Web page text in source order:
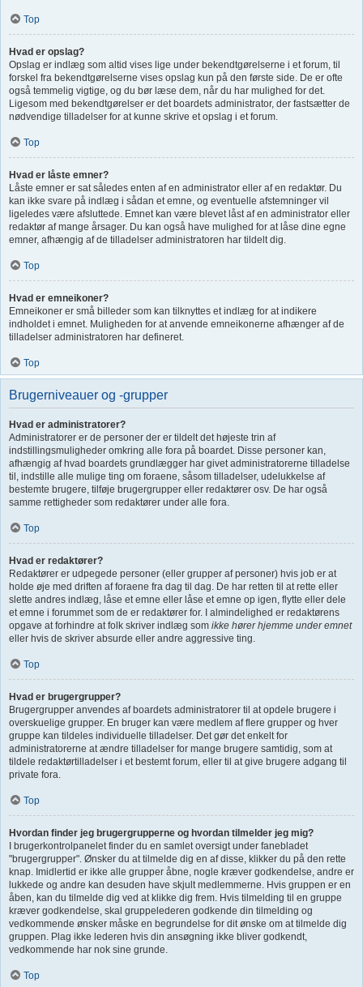
Top
Hvad er opslag?
Opslag er indlæg som altid vises lige under bekendtgørelserne i et forum, til
forskel fra bekendtgørelserne vises opslag kun på den første side. De er ofte
også temmelig vigtige, og du bør læse dem, når du har mulighed for det.
Ligesom med bekendtgørelser er det boardets administrator, der fastsætter de
nødvendige tilladelser for at kunne skrive et opslag i et forum.
Top
Hvad er låste emner?
Låste emner er sat således enten af en administrator eller af en redaktør. Du
kan ikke svare på indlæg i sådan et emne, og eventuelle afstemninger vil
ligeledes være afsluttede. Emnet kan være blevet låst af en administrator eller
redaktør af mange årsager. Du kan også have mulighed for at låse dine egne
emner, afhængig af de tilladelser administratoren har tildelt dig.
Top
Hvad er emneikoner?
Emneikoner er små billeder som kan tilknyttes et indlæg for at indikere
indholdet i emnet. Muligheden for at anvende emneikonerne afhænger af de
tilladelser administratoren har defineret.
Top
Brugerniveauer og -grupper
Hvad er administratorer?
Administratorer er de personer der er tildelt det højeste trin af
indstillingsmuligheder omkring alle fora på boardet. Disse personer kan,
afhængig af hvad boardets grundlægger har givet administratorerne tilladelse
til, indstille alle mulige ting om foraene, såsom tilladelser, udelukkelse af
bestemte brugere, tilføje brugergrupper eller redaktører osv. De har også
samme rettigheder som redaktører under alle fora.
Top
Hvad er redaktører?
Redaktører er udpegede personer (eller grupper af personer) hvis job er at
holde øje med driften af foraene fra dag til dag. De har retten til at rette eller
slette andres indlæg, låse et emne eller låse et emne op igen, flytte eller dele
et emne i forummet som de er redaktører for. I almindelighed er redaktørens
opgave at forhindre at folk skriver indlæg som ikke hører hjemme under emnet
eller hvis de skriver absurde eller andre aggressive ting.
Top
Hvad er brugergrupper?
Brugergrupper anvendes af boardets administratorer til at opdele brugere i
overskuelige grupper. En bruger kan være medlem af flere grupper og hver
gruppe kan tildeles individuelle tilladelser. Det gør det enkelt for
administratorerne at ændre tilladelser for mange brugere samtidig, som at
tildele redaktørtilladelser i et bestemt forum, eller til at give brugere adgang til
private fora.
Top
Hvordan finder jeg brugergrupperne og hvordan tilmelder jeg mig?
I brugerkontrolpanelet finder du en samlet oversigt under fanebladet
"brugergrupper". Ønsker du at tilmelde dig en af disse, klikker du på den rette
knap. Imidlertid er ikke alle grupper åbne, nogle kræver godkendelse, andre er
lukkede og andre kan desuden have skjult medlemmerne. Hvis gruppen er en
åben, kan du tilmelde dig ved at klikke dig frem. Hvis tilmelding til en gruppe
kræver godkendelse, skal gruppelederen godkende din tilmelding og
vedkommende ønsker måske en begrundelse for dit ønske om at tilmelde dig
gruppen. Plag ikke lederen hvis din ansøgning ikke bliver godkendt,
vedkommende har nok sine grunde.
Top